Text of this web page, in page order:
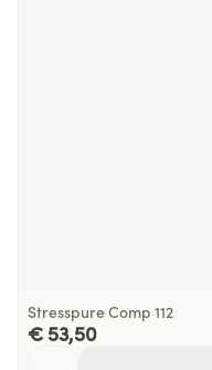
Stresspure Comp 112
€ 53,50